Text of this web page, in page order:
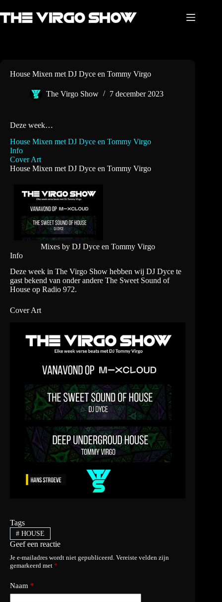
naar
de
House Mixen met DJ Dyce en Tommy Virgo
The Virgo Show 7 december 2023
Deze week…
House Mixen met DJ Dyce en Tommy Virgo
Info
Cover Art
House Mixen met DJ Dyce en Tommy Virgo
Mixes by DJ Dyce en Tommy Virgo
Info
Deze week in The Virgo Show hebben wij DJ Dyce te
gast bekend van onder andere The Sweet Sound of
House op Radio 972.
Cover Art
Tags
#HOUSE
Geef een reactie
Je e-mailadres wordt niet gepubliceerd. Vereiste velden zijn
gemarkeerd met *
Naam *